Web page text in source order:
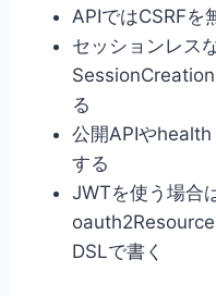
APIではCSRFを
セッションレス
る
公開APIや
する
JWTを使う場合
DSLで書く